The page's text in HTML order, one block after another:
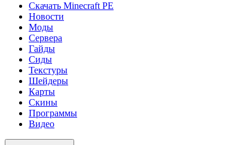
Скачать Minecraft PE
Новости
Моды
Сервера
Гайды
Сиды
Текстуры
Шейдеры
Карты
Скины
Программы
Видео